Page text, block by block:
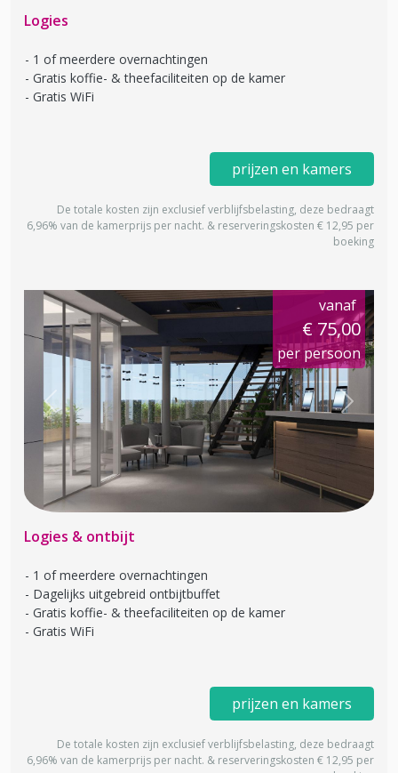
Logies
1 of meerdere overnachtingen
Gratis koffie- & theefaciliteiten op de kamer
Gratis WiFi
prijzen en kamers
De totale kosten zijn exclusief verblijfsbelasting, deze bedraagt
6,96% van de kamerprijs per nacht. & reserveringskosten € 12,95 per
boeking
vanaf
€ 75,00
per persoon
Previous Next
Logies & ontbijt
1 of meerdere overnachtingen
Dagelijks uitgebreid ontbijtbuffet
Gratis koffie- & theefaciliteiten op de kamer
Gratis WiFi
prijzen en kamers
De totale kosten zijn exclusief verblijfsbelasting, deze bedraagt
6,96% van de kamerprijs per nacht. & reserveringskosten € 12,95 per